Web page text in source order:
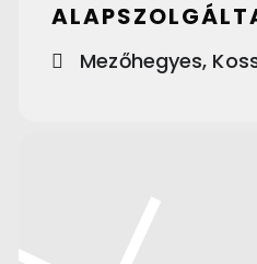
Mezőhegyes,